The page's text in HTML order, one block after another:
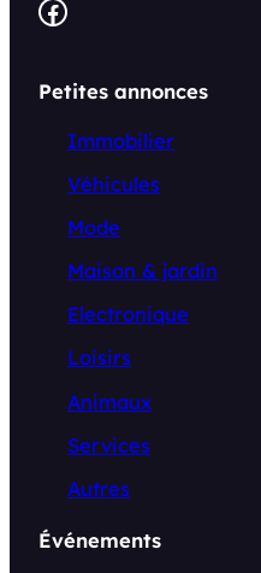
Facebook
Petites annonces
Immobilier
Véhicules
Mode
Maison & jardin
Electronique
Loisirs
Animaux
Services
Autres
Événements